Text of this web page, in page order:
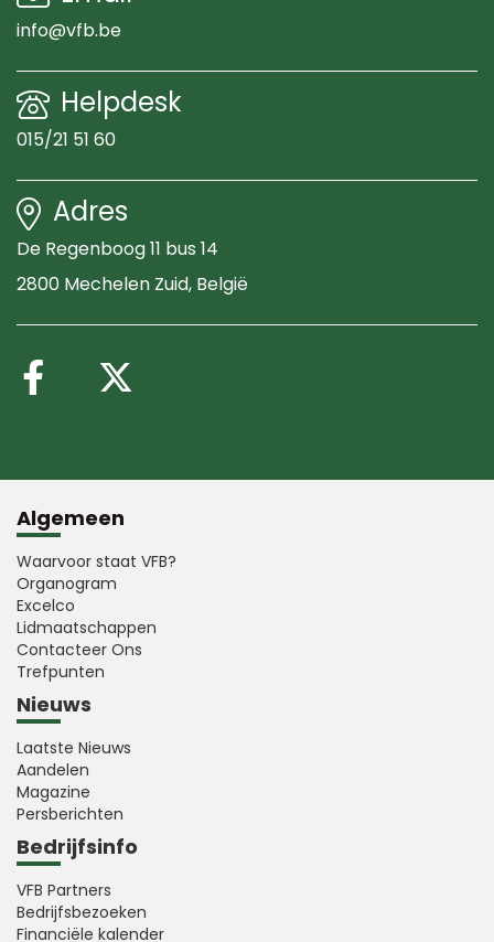
info@vfb.be
Helpdesk
015/21 51 60
Adres
De Regenboog 11 bus 14
2800 Mechelen Zuid, België
Volg ons op Facebook
Algemeen
Waarvoor staat VFB?
Organogram
Excelco
Lidmaatschappen
Contacteer Ons
Trefpunten
Nieuws
Laatste Nieuws
Aandelen
Magazine
Persberichten
Bedrijfsinfo
VFB Partners
Bedrijfsbezoeken
Financiële kalender